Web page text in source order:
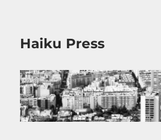
Haiku Press